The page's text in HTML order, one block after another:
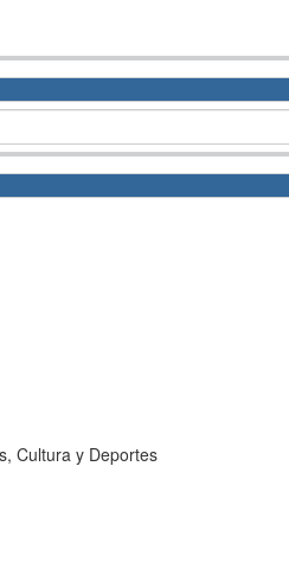
Cultura y Deportes